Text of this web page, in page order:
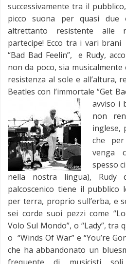
successivamente tra il
picco suona per quasi due
altrettanto resistente alle
partecipe! Ecco tra i vari brani
“Bad Bad Feelin”, e Rudy,
non da poco, sia musicalmente
resistenza al sole e all’altura,
Beatles con l’immortale “Get
avviso i
non
inglese,
che
venga
spesso
nella nostra lingua), Rudy
palcoscenico tiene il pubblico
per terra, proprio sull’erba, e
sei corde suoi pezzi come
Volo Sul Mondo”, o “Lady”, tra
o “Winds Of War” e “You’re
che ha abbandonato un